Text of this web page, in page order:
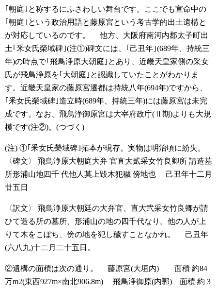
｢朝庭｣と称するにふさわしい舞台です。ここでも宣命中の
｢朝庭｣という政治用語と藤原宮という考古学的出土遺構と
が対応しているのです。
他方、大阪府南河内郡太子町出
土｢釆女氏榮域碑｣(注①)碑文には、｢己丑年｣(689年、持統三
年)の時点で｢飛鳥浄原大朝庭｣とあり、近畿天皇家側の采女
氏が飛鳥浄原を｢大朝庭｣と認識していたことがわかりま
す。近畿天皇家の藤原宮遷都は持統八年(694年)ですから、
｢釆女氏榮域碑｣造立時(689年、持統三年)には藤原宮は未完
成です。なお、飛鳥浄御原宮は大宰府政庁(Ⅱ期)よりも大規
模です(注②)。(つづく)
(注) ①｢釆女氏榮域碑｣拓本が現存。実物は明治頃に紛失。
〈碑文〉
飛鳥浄原大朝庭大弁 官直大貳采女竹良卿所 請造墓
所形浦山地四千 代他人莫上毀木犯穢 傍地也 己丑年十二月
廿五日
〈訳文〉
飛鳥浄原大朝廷の大弁官、直大弐采女竹良卿が請
ひて造る所の墓所、形浦山の地の四千代なり。他の人が上
りて木をこぼち、傍の地を犯し穢すことなかれ。
己丑年
(六八九)十二月二十五日。
②遺構の面積は次の通り。
藤原宮(大垣内) 面積 約84
万m2(東西927m×南北906.8m) 飛鳥浄御原(内郭) 面積 約 3